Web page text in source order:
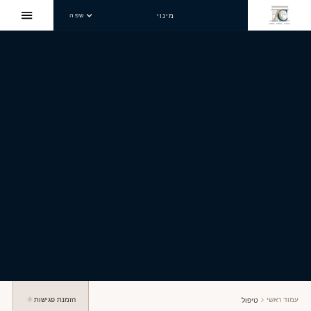
מינוי שפה
עמוד ראשי טיפול הזמנת פגישות